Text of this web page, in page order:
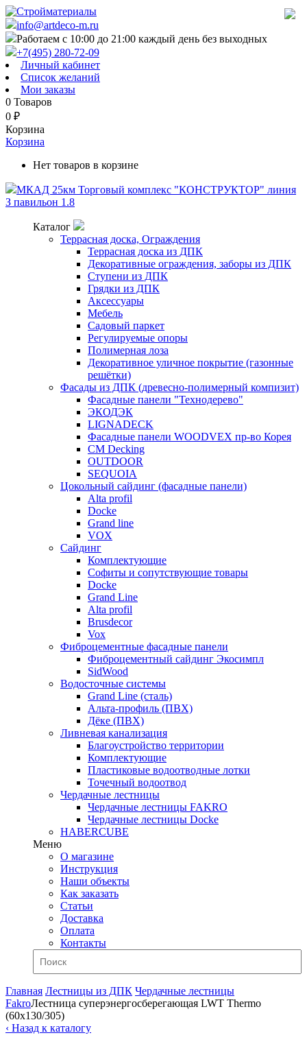
info@artdeco-m.ru
Работаем с 10:00 до 21:00 каждый день без выходных
+7(495) 280-72-09
Личный кабинет
Список желаний
Мои заказы
0 Товаров
0 ₽
Корзина
Корзина
Нет товаров в корзине
МКАД 25км Торговый комплекс "КОНСТРУКТОР" линия
З павильон 1.8
Каталог
Террасная доска, Ограждения
Террасная доска из ДПК
Декоративные ограждения, заборы из ДПК
Ступени из ДПК
Грядки из ДПК
Аксессуары
Мебель
Садовый паркет
Регулируемые опоры
Полимерная лоза
Декоративное уличное покрытие (газонные
решётки)
Фасады из ДПК (древесно-полимерный компизит)
Фасадные панели "Технодерево"
ЭКОДЭК
LIGNADECK
Фасадные панели WOODVEX пр-во Корея
CM Decking
OUTDOOR
SEQUOIA
Цокольный сайдинг (фасадные панели)
Alta profil
Docke
Grand line
VOX
Сайдинг
Комплектующие
Софиты и сопутствующие товары
Docke
Grand Line
Alta profil
Brusdecor
Vox
Фиброцементные фасадные панели
Фиброцементный сайдинг Экосимпл
SidWood
Водосточные системы
Grand Line (сталь)
Альта-профиль (ПВХ)
Дёке (ПВХ)
Ливневая канализация
Благоустройство территории
Комплектующие
Пластиковые водоотводные лотки
Точечный водоотвод
Чердачные лестницы
Чердачные лестницы FAKRO
Чердачные лестницы Docke
HABERCUBE
Меню
О магазине
Инструкция
Наши объекты
Как заказать
Статьи
Доставка
Оплата
Контакты
Главная Лестницы из ДПК Чердачные лестницы
FakroЛестница суперэнергосберегающая LWT Thermo
(60х130/305)
‹ Назад к каталогу